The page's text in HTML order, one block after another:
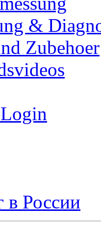
&
Zubehoer
России